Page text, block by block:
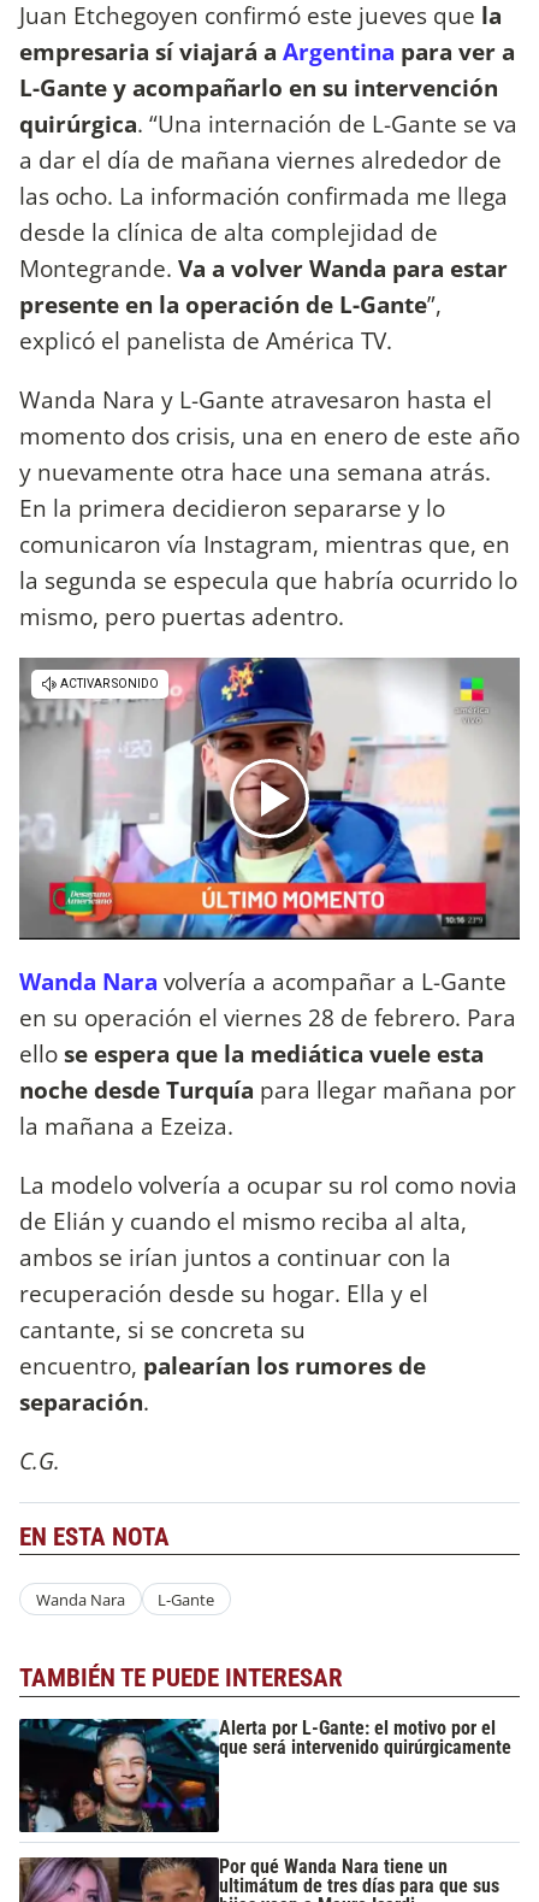
Juan Etchegoyen confirmó este jueves que la
empresaria sí viajará a Argentina para ver a
L-Gante y acompañarlo en su intervención
quirúrgica. “Una internación de L-Gante se va
a dar el día de mañana viernes alrededor de
las ocho. La información confirmada me llega
desde la clínica de alta complejidad de
Montegrande. Va a volver Wanda para estar
presente en la operación de L-Gante”,
explicó el panelista de América TV.
Wanda Nara y L-Gante atravesaron hasta el
momento dos crisis, una en enero de este año
y nuevamente otra hace una semana atrás.
En la primera decidieron separarse y lo
comunicaron vía Instagram, mientras que, en
la segunda se especula que habría ocurrido lo
mismo, pero puertas adentro.
Wanda Nara volvería a acompañar a L-Gante
en su operación el viernes 28 de febrero. Para
ellose espera que la mediática vuele esta
noche desde Turquía para llegar mañana por
la mañana a Ezeiza.
La modelo volvería a ocupar su rol como novia
de Elián y cuando el mismo reciba al alta,
ambos se irían juntos a continuar con la
recuperación desde su hogar. Ella y el
cantante, si se concreta su
encuentro, palearían los rumores de
separación.
C.G.
EN ESTA NOTA
Wanda Nara L-Gante
TAMBIÉN TE PUEDE INTERESAR
Alerta por L-Gante: el motivo por el
que será intervenido quirúrgicamente
Por qué Wanda Nara tiene un
ultimátum de tres días para que sus